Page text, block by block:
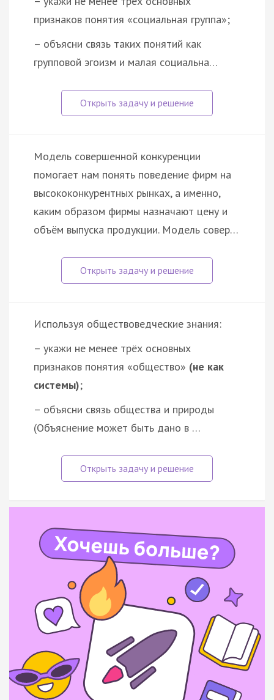
признаков понятия «социальная группа»;
– объясни связь таких понятий как
групповой эгоизм и малая социальна…
Модель совершенной конкуренции
помогает нам понять поведение фирм на
высококонкурентных рынках, а именно,
каким образом фирмы назначают цену и
объём выпуска продукции. Модель совер…
Используя обществоведческие знания:
– укажи не менее трёх основных
признаков понятия «общество» (не как
системы);
– объясни связь общества и природы
(Объяснение может быть дано в …